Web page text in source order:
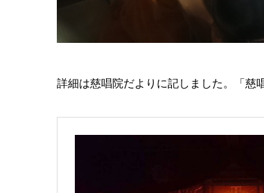
詳細は慈唱院だよりに記しました。「慈